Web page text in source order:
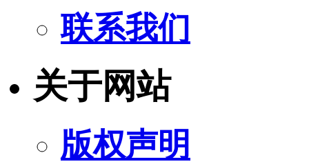
联系我们
关于网站
版权声明